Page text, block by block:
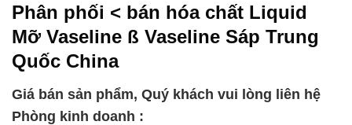
Phân phối < bán hóa chất Liquid
Mỡ Vaseline ß Vaseline Sáp Trung
Quốc China
Giá bán sản phẩm, Quý khách vui lòng liên hệ
Phòng kinh doanh :